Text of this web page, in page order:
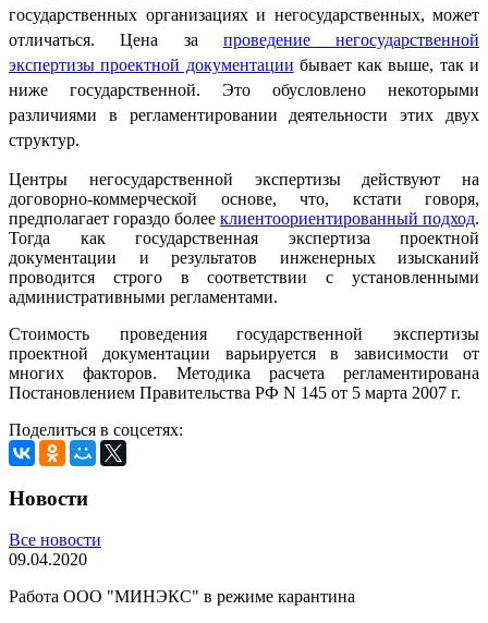
государственных организациях и негосударственных, может
отличаться. Цена за проведение негосударственной
экспертизы проектной документации бывает как выше, так и
ниже государственной. Это обусловлено некоторыми
различиями в регламентировании деятельности этих двух
структур.
Центры негосударственной экспертизы действуют на
договорно-коммерческой основе, что, кстати говоря,
предполагает гораздо более клиентоориентированный подход.
Тогда как государственная экспертиза проектной
документации и результатов инженерных изысканий
проводится строго в соответствии с установленными
административными регламентами.
Стоимость проведения государственной экспертизы
проектной документации варьируется в зависимости от
многих факторов. Методика расчета регламентирована
Постановлением Правительства РФ N 145 от 5 марта 2007 г.
Поделиться в соцсетях:
Новости
Все новости
09.04.2020
Работа ООО "МИНЭКС" в режиме карантина